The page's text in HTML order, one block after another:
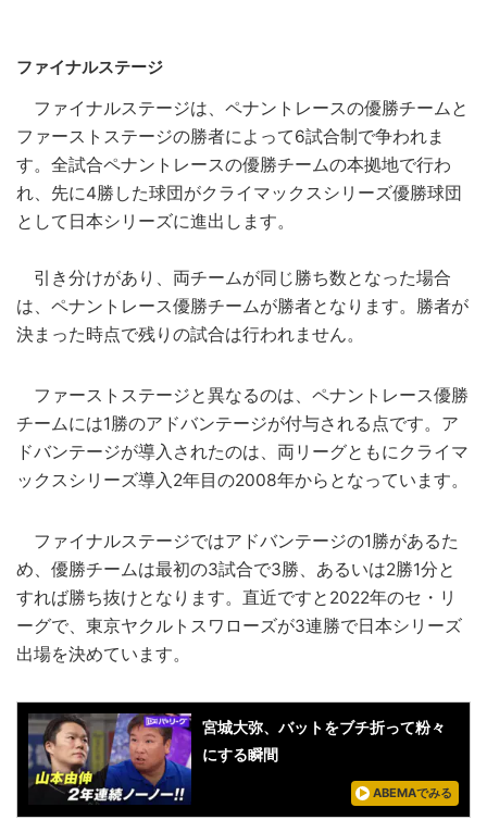
ファイナルステージ
ファイナルステージは、ペナントレースの優勝チームと
ファーストステージの勝者によって6試合制で争われま
す。全試合ペナントレースの優勝チームの本拠地で行わ
れ、先に4勝した球団がクライマックスシリーズ優勝球団
として日本シリーズに進出します。
引き分けがあり、両チームが同じ勝ち数となった場合
は、ペナントレース優勝チームが勝者となります。勝者が
決まった時点で残りの試合は行われません。
ファーストステージと異なるのは、ペナントレース優勝
チームには1勝のアドバンテージが付与される点です。ア
ドバンテージが導入されたのは、両リーグともにクライマ
ックスシリーズ導入2年目の2008年からとなっています。
ファイナルステージではアドバンテージの1勝があるた
め、優勝チームは最初の3試合で3勝、あるいは2勝1分と
すれば勝ち抜けとなります。直近ですと2022年のセ・リ
ーグで、東京ヤクルトスワローズが3連勝で日本シリーズ
出場を決めています。
宮城大弥、バットをブチ折って粉々
にする瞬間
ABEMAでみる